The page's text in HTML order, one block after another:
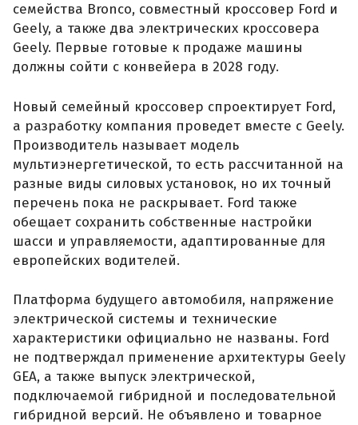
семейства Bronco, совместный кроссовер Ford и
Geely, а также два электрических кроссовера
Geely. Первые готовые к продаже машины
должны сойти с конвейера в 2028 году.
Новый семейный кроссовер спроектирует Ford,
а разработку компания проведет вместе с Geely.
Производитель называет модель
мультиэнергетической, то есть рассчитанной на
разные виды силовых установок, но их точный
перечень пока не раскрывает. Ford также
обещает сохранить собственные настройки
шасси и управляемости, адаптированные для
европейских водителей.
Платформа будущего автомобиля, напряжение
электрической системы и технические
характеристики официально не названы. Ford
не подтверждал применение архитектуры Geely
GEA, а также выпуск электрической,
подключаемой гибридной и последовательной
гибридной версий. Не объявлено и товарное